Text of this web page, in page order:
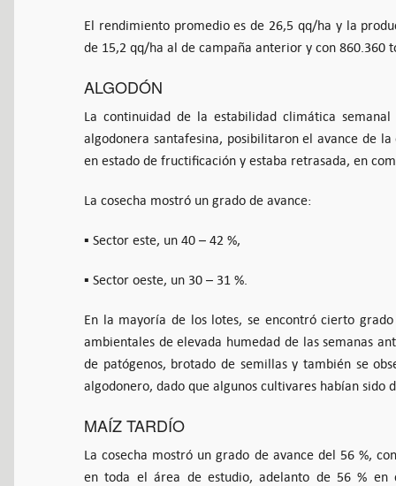
El rendimiento promedio es de 26,5 qq/ha y la
de 15,2 qq/ha al de campaña anterior y con 860.360
ALGODÓN
La continuidad de la estabilidad climática
algodonera santafesina, posibilitaron el avance de
en estado de fructificación y estaba retrasada, en
La cosecha mostró un grado de avance:
▪ Sector este, un 40 – 42 %,
▪ Sector oeste, un 30 – 31 %.
En la mayoría de los lotes, se encontró cierto
ambientales de elevada humedad de las semanas
de patógenos, brotado de semillas y también se
algodonero, dado que algunos cultivares habían sido
MAÍZ TARDÍO
La cosecha mostró un grado de avance del 56 %,
en toda el área de estudio, adelanto de 56 % en